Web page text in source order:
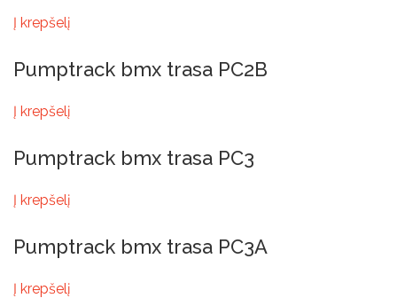
Į krepšelį
Pumptrack bmx trasa PC2B
Į krepšelį
Pumptrack bmx trasa PC3
Į krepšelį
Pumptrack bmx trasa PC3A
Į krepšelį